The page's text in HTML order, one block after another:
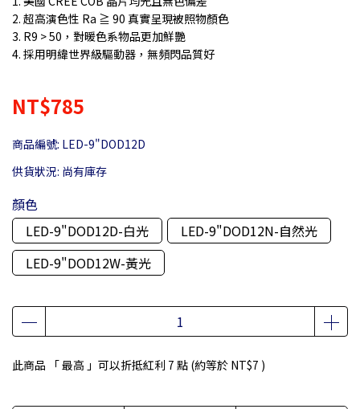
2. 超高演色性 Ra ≧ 90 真實呈現被照物顏色
3. R9 > 50，對暖色系物品更加鮮艷
4. 採用明緯世界級驅動器，無頻閃品質好
NT$785
商品編號: LED-9"DOD12D
供貨狀況: 尚有庫存
顏色
LED-9"DOD12D-白光
LED-9"DOD12N-自然光
LED-9"DOD12W-黃光
此商品 「 最高 」可以折抵紅利 7 點 (約等於 NT$7 )